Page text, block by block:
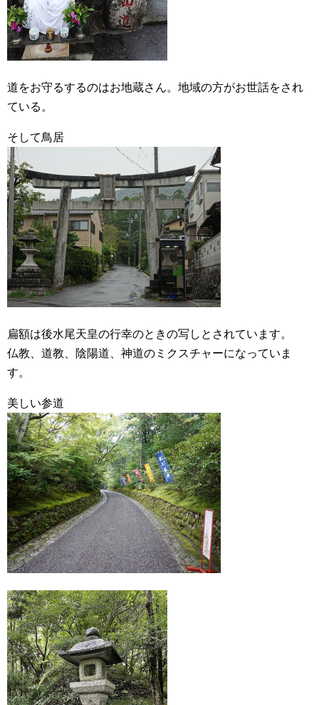
道をお守るするのはお地蔵さん。地域の方がお世話をされ
ている。
そして鳥居
扁額は後水尾天皇の行幸のときの写しとされています。
仏教、道教、陰陽道、神道のミクスチャーになっていま
す。
美しい参道